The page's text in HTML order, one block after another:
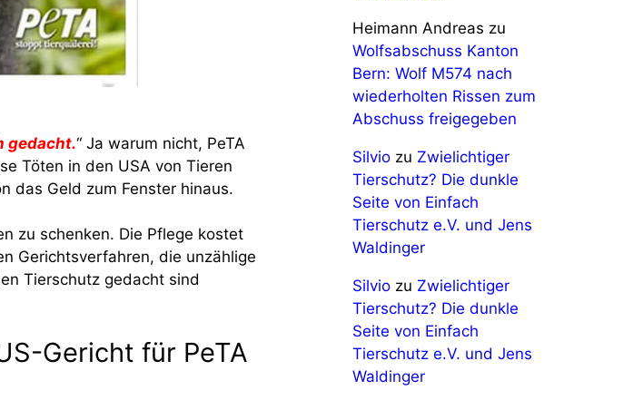
gedacht.“ Ja warum nicht, PeTA
Töten in den USA von Tieren
das Geld zum Fenster hinaus.
zu schenken. Die Pflege kostet
Gerichtsverfahren, die unzählige
Tierschutz gedacht sind
Gericht für PeTA
Heimann Andreas zu
Wolfsabschuss Kanton
Bern: Wolf M574 nach
wiederholten Rissen zum
Abschuss freigegeben
Silvio zu Zwielichtiger
Tierschutz? Die dunkle
Seite von Einfach
Tierschutz e.V. und Jens
Waldinger
Silvio zu Zwielichtiger
Tierschutz? Die dunkle
Seite von Einfach
Tierschutz e.V. und Jens
Waldinger